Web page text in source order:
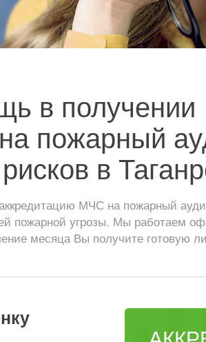
в получении
пожарный
в
МЧС на пожарный
пожарной угрозы. Мы работаем
месяца Вы получите готовую